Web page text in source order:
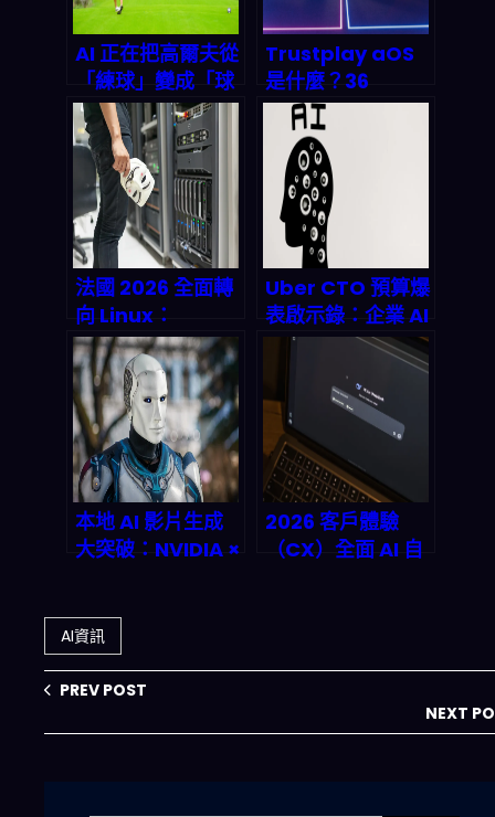
AI 正在把高爾夫從
「練球」變成「球
場營運」：2026
後的數據化自動化
怎麼落地？
Trustplay aOS
是什麼？36
Group 用「AI 代
理原生 OS」把線
上賭場的自動化、
個人化與風控一次
重寫
法國 2026 全面轉
向 Linux：
Windows 退出
後，數位主權與公
部門 AI/雲端供應
鏈怎麼重排？
Uber CTO 預算爆
表啟示錄：企業 AI
支出失控的代價與
突圍策略（2026
深度剖析）
本地 AI 影片生成
大突破：NVIDIA ×
線？
2026 客戶體驗
（CX）全面 AI 自
AI資訊
PREV POST
NEXT